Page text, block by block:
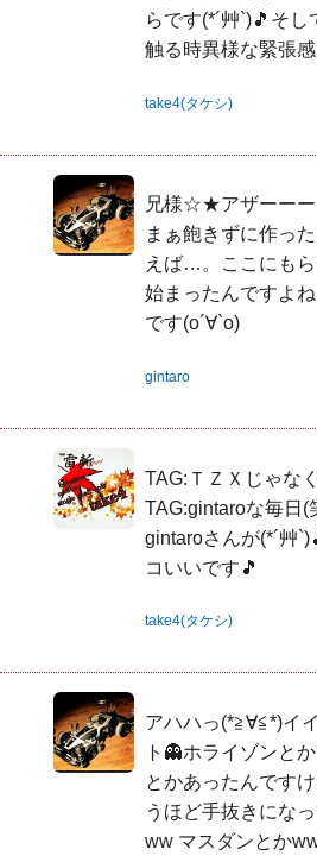
らです(*´艸`)🎵そ
触る時異様な緊張
take4(タケシ)
兄様☆★アザーーー
まぁ飽きずに作っ
えば…。ここにも
始まったんですよ
です(о´∀`о)
gintaro
TAG:ＴＺＸじゃなく
TAG:gintaroな毎日(
gintaroさんが(*´艸
コいいです🎵
take4(タケシ)
アハハっ(*≧∀≦*)イ
ト👻ホライゾンと
とかあったんです
うほど手抜きにな
ww マスダンとか